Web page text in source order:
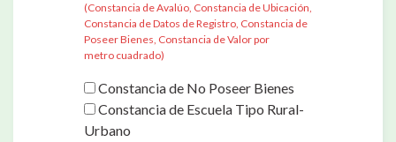
(Constancia de Avalúo, Constancia de Ubicación,
Constancia de Datos de Registro, Constancia de
Poseer Bienes, Constancia de Valor por
metro cuadrado)
Constancia de No Poseer Bienes‎
Constancia de Escuela Tipo Rural-
Urbano‎